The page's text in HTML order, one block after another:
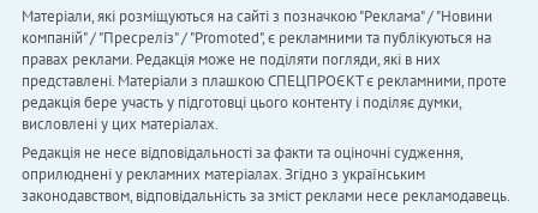
Матеріали, які розміщуються на сайті з позначкою "Реклама" / "Новини
компаній" / "Пресреліз" / "Promoted", є рекламними та публікуються на
правах реклами. Редакція може не поділяти погляди, які в них
представлені. Матеріали з плашкою СПЕЦПРОЄКТ є рекламними, проте
редакція бере участь у підготовці цього контенту і поділяє думки,
висловлені у цих матеріалах.
Редакція не несе відповідальності за факти та оціночні судження,
оприлюднені у рекламних матеріалах. Згідно з українським
законодавством, відповідальність за зміст реклами несе рекламодавець.